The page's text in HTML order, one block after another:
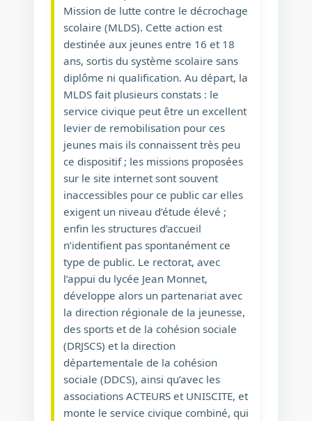
Mission de lutte contre le décrochage
scolaire (MLDS). Cette action est
destinée aux jeunes entre 16 et 18
ans, sortis du système scolaire sans
diplôme ni qualification. Au départ, la
MLDS fait plusieurs constats : le
service civique peut être un excellent
levier de remobilisation pour ces
jeunes mais ils connaissent très peu
ce dispositif ; les missions proposées
sur le site internet sont souvent
inaccessibles pour ce public car elles
exigent un niveau d’étude élevé ;
enfin les structures d’accueil
n’identifient pas spontanément ce
type de public. Le rectorat, avec
l’appui du lycée Jean Monnet,
développe alors un partenariat avec
la direction régionale de la jeunesse,
des sports et de la cohésion sociale
(DRJSCS) et la direction
départementale de la cohésion
sociale (DDCS), ainsi qu’avec les
associations ACTEURS et UNISCITE, et
monte le service civique combiné, qui